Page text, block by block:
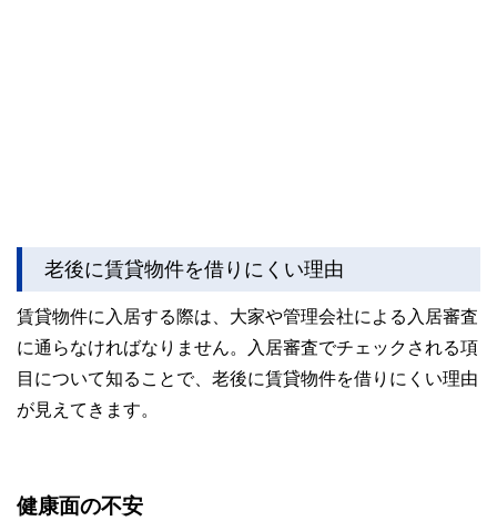
老後に賃貸物件を借りにくい理由
賃貸物件に入居する際は、大家や管理会社による入居審査
に通らなければなりません。入居審査でチェックされる項
目について知ることで、老後に賃貸物件を借りにくい理由
が見えてきます。
健康面の不安